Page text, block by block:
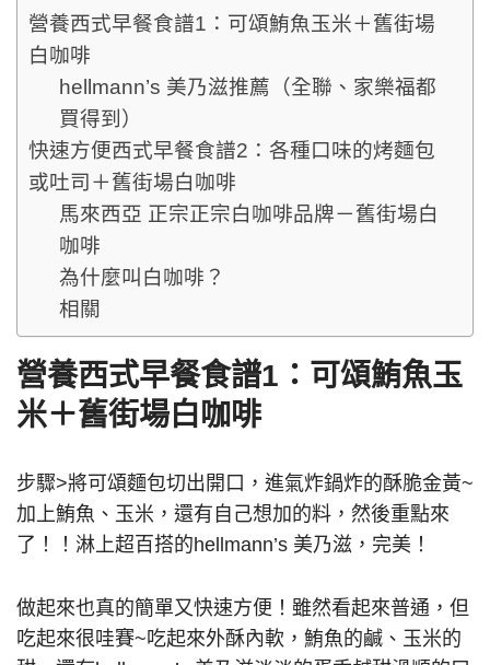
營養西式早餐食譜1：可頌鮪魚玉米＋舊街場
白咖啡
hellmann’s 美乃滋推薦（全聯、家樂福都
買得到）
快速方便西式早餐食譜2：各種口味的烤麵包
或吐司＋舊街場白咖啡
馬來西亞 正宗正宗白咖啡品牌－舊街場白
咖啡
為什麼叫白咖啡？
相關
營養西式早餐食譜1：可頌鮪魚玉
米＋舊街場白咖啡
步驟>將可頌麵包切出開口，進氣炸鍋炸的酥脆金黃~
加上鮪魚、玉米，還有自己想加的料，然後重點來
了！！淋上超百搭的hellmann’s 美乃滋，完美！
做起來也真的簡單又快速方便！雖然看起來普通，但
吃起來很哇賽~吃起來外酥內軟，鮪魚的鹹、玉米的